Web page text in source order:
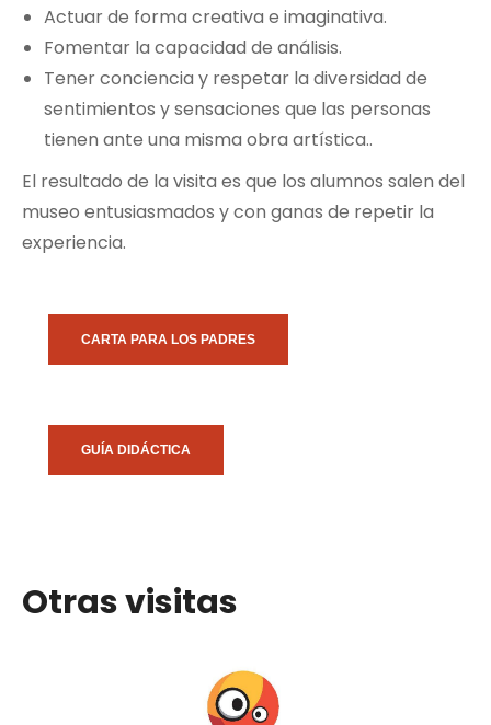
Actuar de forma creativa e imaginativa.
Fomentar la capacidad de análisis.
Tener conciencia y respetar la diversidad de
sentimientos y sensaciones que las personas
tienen ante una misma obra artística..
El resultado de la visita es que los alumnos salen del
museo entusiasmados y con ganas de repetir la
experiencia.
CARTA PARA LOS PADRES
GUÍA DIDÁCTICA
Otras visitas